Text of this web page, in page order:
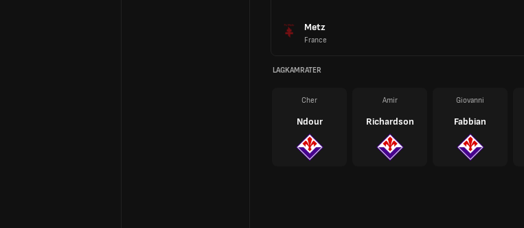
Metz
France
LAGKAMRATER
Cher
Ndour
Amir
Richardson
Giovanni
Fabbian